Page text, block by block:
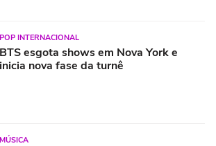
POP INTERNACIONAL
BTS esgota shows em Nova York e
inicia nova fase da turnê
MÚSICA